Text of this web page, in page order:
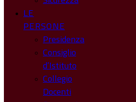
LE
PERSONE
Presidenza
Consiglio
d’Istituto
Collegio
Docenti